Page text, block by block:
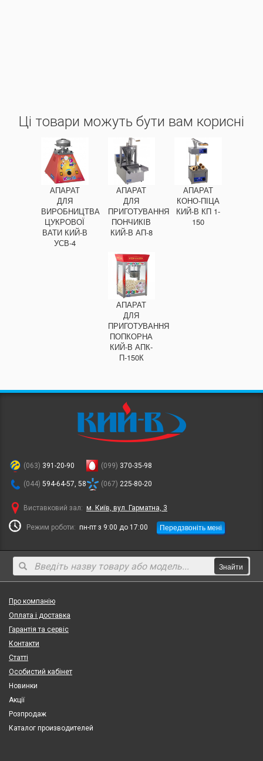
Ці товари можуть бути вам корисні
АПАРАТ
ДЛЯ
ВИРОБНИЦТВА
ЦУКРОВОЇ
ВАТИ КИЙ-В
УСВ-4
АПАРАТ
ДЛЯ
ПРИГОТУВАННЯ
ПОНЧИКІВ
КИЙ-В АП-8
АПАРАТ
КОНО-ПІЦА
КИЙ-В КП 1-
150
АПАРАТ
ДЛЯ
ПРИГОТУВАННЯ
ПОПКОРНА
КИЙ-В АПК-
П-150К
(063) 391-20-90
(044) 594-64-57, 58
(099) 370-35-98
(067) 225-80-20
Виставковий зал: м. Київ, вул. Гарматна, 3
Режим роботи: пн-пт з 9:00 до 17:00 Передзвоніть мені
Знайти
Про компанію
Оплата і доставка
Гарантія та сервіс
Контакти
Статті
Особистий кабінет
Новинки
Акції
Розпродаж
Каталог производителей